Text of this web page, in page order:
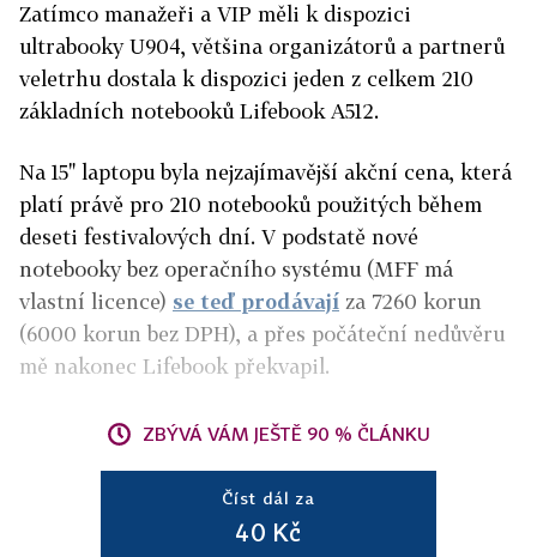
Zatímco manažeři a VIP měli k dispozici
ultrabooky U904, většina organizátorů a partnerů
veletrhu dostala k dispozici jeden z celkem 210
základních notebooků Lifebook A512.
Na 15" laptopu byla nejzajímavější akční cena, která
platí právě pro 210 notebooků použitých během
deseti festivalových dní. V podstatě nové
notebooky bez operačního systému (MFF má
vlastní licence) se teď prodávají za 7260 korun
(6000 korun bez DPH), a přes počáteční nedůvěru
mě nakonec Lifebook překvapil.
ZBÝVÁ VÁM JEŠTĚ 90 % ČLÁNKU
Číst dál za
40 Kč